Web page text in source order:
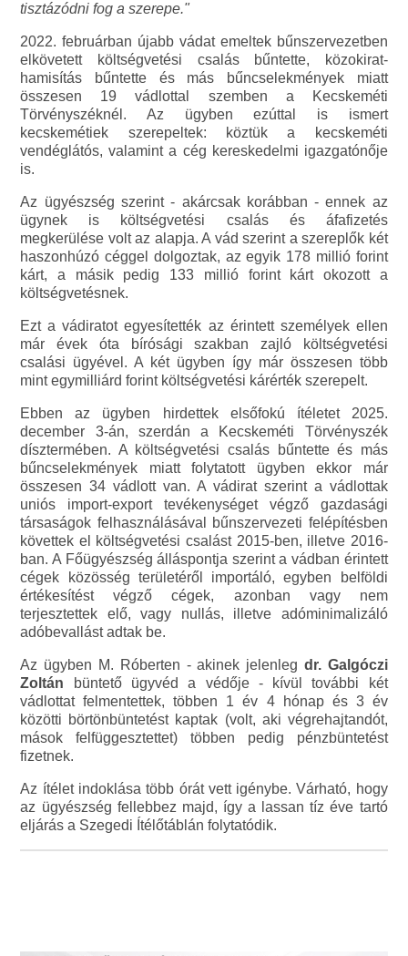
tisztázódni fog a szerepe."
2022. februárban újabb vádat emeltek bűnszervezetben
elkövetett költségvetési csalás bűntette, közokirat-
hamisítás bűntette és más bűncselekmények miatt
összesen 19 vádlottal szemben a Kecskeméti
Törvényszéknél. Az ügyben ezúttal is ismert
kecskemétiek szerepeltek: köztük a kecskeméti
vendéglátós, valamint a cég kereskedelmi igazgatónője
is.
Az ügyészség szerint - akárcsak korábban - ennek az
ügynek is költségvetési csalás és áfafizetés
megkerülése volt az alapja. A vád szerint a szereplők két
haszonhúzó céggel dolgoztak, az egyik 178 millió forint
kárt, a másik pedig 133 millió forint kárt okozott a
költségvetésnek.
Ezt a vádiratot egyesítették az érintett személyek ellen
már évek óta bírósági szakban zajló költségvetési
csalási ügyével. A két ügyben így már összesen több
mint egymilliárd forint költségvetési kárérték szerepelt.
Ebben az ügyben hirdettek elsőfokú ítéletet 2025.
december 3-án, szerdán a Kecskeméti Törvényszék
dísztermében. A költségvetési csalás bűntette és más
bűncselekmények miatt folytatott ügyben ekkor már
összesen 34 vádlott van. A vádirat szerint a vádlottak
uniós import-export tevékenységet végző gazdasági
társaságok felhasználásával bűnszervezeti felépítésben
követtek el költségvetési csalást 2015-ben, illetve 2016-
ban. A Főügyészség álláspontja szerint a vádban érintett
cégek közösség területéről importáló, egyben belföldi
értékesítést végző cégek, azonban vagy nem
terjesztettek elő, vagy nullás, illetve adóminimalizáló
adóbevallást adtak be.
Az ügyben M. Róberten - akinek jelenleg dr. Galgóczi
Zoltán büntető ügyvéd a védője - kívül további két
vádlottat felmentettek, többen 1 év 4 hónap és 3 év
közötti börtönbüntetést kaptak (volt, aki végrehajtandót,
mások felfüggesztettet) többen pedig pénzbüntetést
fizetnek.
Az ítélet indoklása több órát vett igénybe. Várható, hogy
az ügyészség fellebbez majd, így a lassan tíz éve tartó
eljárás a Szegedi Ítélőtáblán folytatódik.